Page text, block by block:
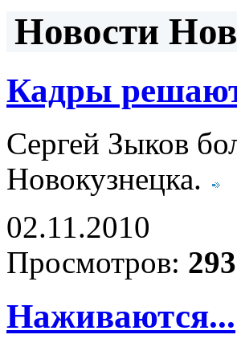
Новости
Кадры
Сергей Зыков
Новокузнецка.
02.11.2010
Просмотров:
Наживаются...